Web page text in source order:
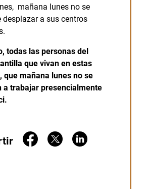
mañana lunes no se
desplazar a sus centros
todas las personas del
que vivan en estas
que mañana lunes no se
a trabajar presencialmente